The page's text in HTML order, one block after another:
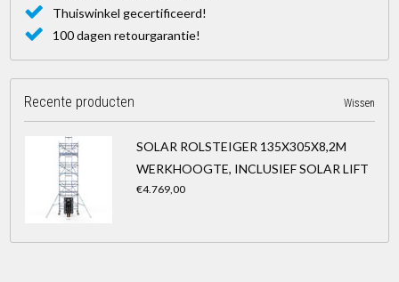
Thuiswinkel gecertificeerd!
100 dagen retourgarantie!
Recente producten Wissen
SOLAR ROLSTEIGER 135X305X8,2M
WERKHOOGTE, INCLUSIEF SOLAR LIFT
€4.769,00